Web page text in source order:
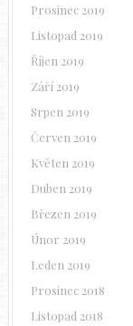
Prosinec 2019
Listopad 2019
Říjen 2019
Září 2019
Srpen 2019
Červen 2019
Květen 2019
Duben 2019
Březen 2019
Únor 2019
Leden 2019
Prosinec 2018
Listopad 2018